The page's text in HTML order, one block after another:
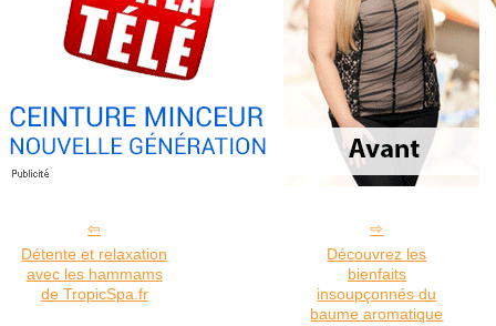
Détente et relaxation
avec les hammams
de TropicSpa.fr
Découvrez les
bienfaits
insoupçonnés du
baume aromatique